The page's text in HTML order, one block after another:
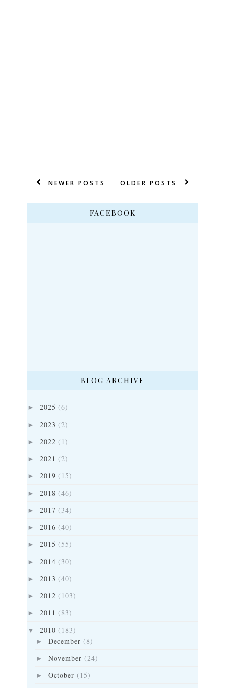
NEWER POSTS OLDER POSTS
FACEBOOK
BLOG ARCHIVE
► 2025 (6)
► 2023 (2)
► 2022 (1)
► 2021 (2)
► 2019 (15)
► 2018 (46)
► 2017 (34)
► 2016 (40)
► 2015 (55)
► 2014 (30)
► 2013 (40)
► 2012 (103)
► 2011 (83)
▼ 2010 (183)
► December (8)
► November (24)
► October (15)